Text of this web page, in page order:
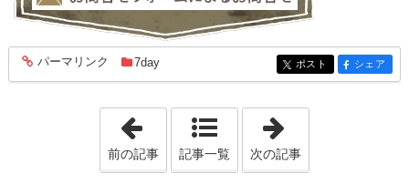
entry1947
パーマリンク 7day entry1947
ポスト entry1947
シェア
「『Furniture Style Bookが完成しました
前の記事 記事一覧 次の記事